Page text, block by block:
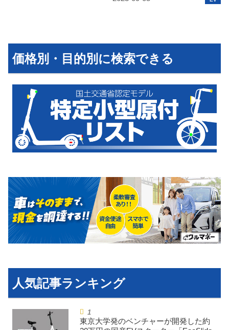
EV
電動バイク
電動キックボード
ライフスタイル
テクノロジー
運営会社
利用規約
プライバシーポリシー
お問い合せ
広告掲載について
価格別・目的別に検索できる
東京大学発のベンチャーが開発した約